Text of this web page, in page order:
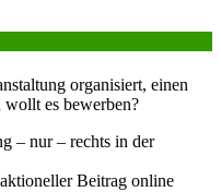
organisiert, einen
es bewerben?
– nur – rechts in der
Beitrag online